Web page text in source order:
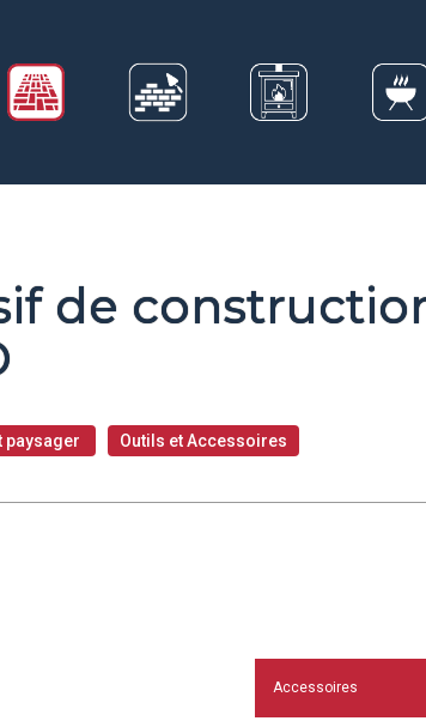
de
paysager Outils et Accessoires
Accessoires